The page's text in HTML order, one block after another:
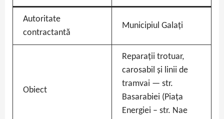
Autoritate
contractantă
Municipiul Galați
Obiect
Reparații trotuar,
carosabil și linii de
tramvai — str.
Basarabiei (Piața
Energiei – str. Nae